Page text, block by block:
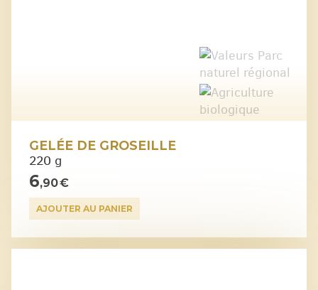
GELÉE DE GROSEILLE
220 g
6,90 €
AJOUTER AU PANIER